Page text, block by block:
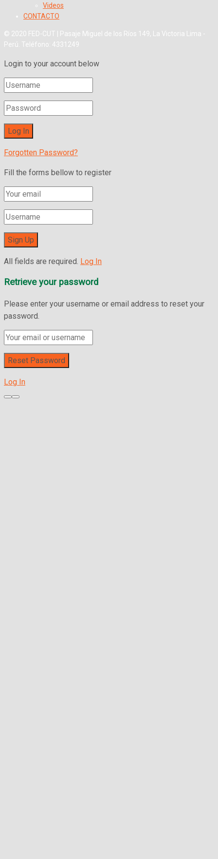
Videos
CONTACTO
© 2020 FED-CUT | Pasaje Miguel de los Ríos 149, La Victoria Lima -
Perú. Teléfono: 4331249
Login to your account below
Forgotten Password?
Fill the forms bellow to register
All fields are required. Log In
Retrieve your password
Please enter your username or email address to reset your
password.
Log In